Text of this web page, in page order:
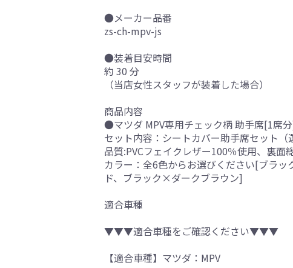
●メーカー品番
zs-ch-mpv-js
●装着目安時間
約 30 分
（当店女性スタッフが装着した場合）
商品内容
●マツダ MPV専用チェック柄 助手席[1席
セット内容：シートカバー助手席セット（
品質:PVCフェイクレザー100％使用、裏面
カラー：全6色からお選びください[ブラ
ド、ブラック×ダークブラウン]
適合車種
▼▼▼適合車種をご確認ください▼▼▼
【適合車種】マツダ：MPV